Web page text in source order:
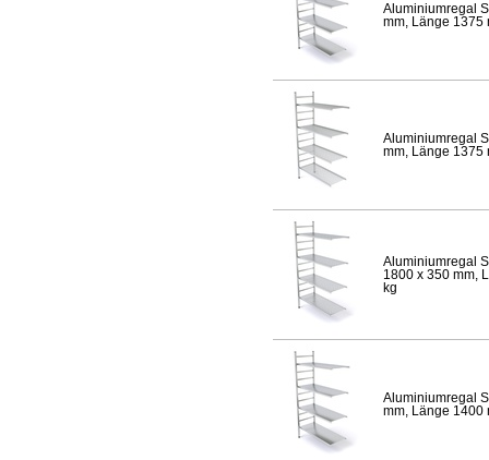
Aluminiumregal
mm, Länge 1375
Aluminiumregal
mm, Länge 1375
Aluminiumregal
1800 x 350 mm,
kg
Aluminiumregal
mm, Länge 1400